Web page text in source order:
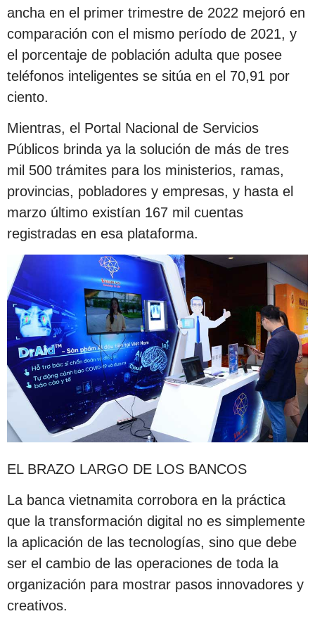
ancha en el primer trimestre de 2022 mejoró en
comparación con el mismo período de 2021, y
el porcentaje de población adulta que posee
teléfonos inteligentes se sitúa en el 70,91 por
ciento.
Mientras, el Portal Nacional de Servicios
Públicos brinda ya la solución de más de tres
mil 500 trámites para los ministerios, ramas,
provincias, pobladores y empresas, y hasta el
marzo último existían 167 mil cuentas
registradas en esa plataforma.
EL BRAZO LARGO DE LOS BANCOS
La banca vietnamita corrobora en la práctica
que la transformación digital no es simplemente
la aplicación de las tecnologías, sino que debe
ser el cambio de las operaciones de toda la
organización para mostrar pasos innovadores y
creativos.